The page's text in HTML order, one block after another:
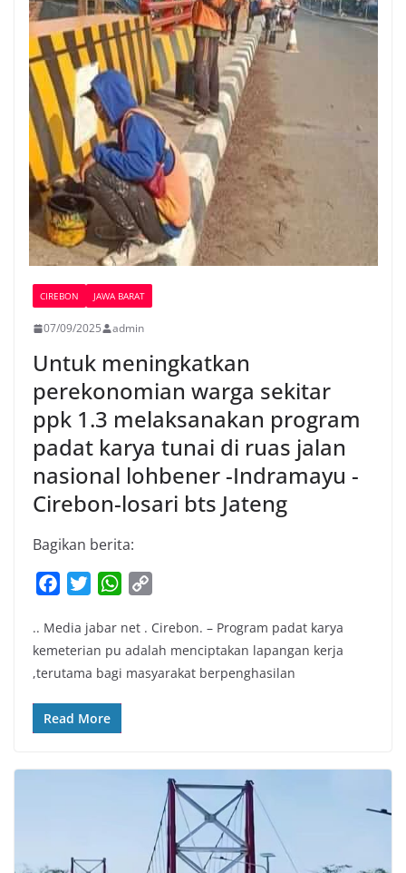
CIREBON JAWA BARAT
07/09/2025 admin
Untuk meningkatkan
perekonomian warga sekitar
ppk 1.3 melaksanakan program
padat karya tunai di ruas jalan
nasional lohbener -Indramayu -
Cirebon-losari bts Jateng
Bagikan berita:
c
e
b
o
o
i
t
t
e
r
W
a
t
s
p
y
L
.. Media jabar net . Cirebon. – Program padat karya
kemeterian pu adalah menciptakan lapangan kerja
,terutama bagi masyarakat berpenghasilan
Read More